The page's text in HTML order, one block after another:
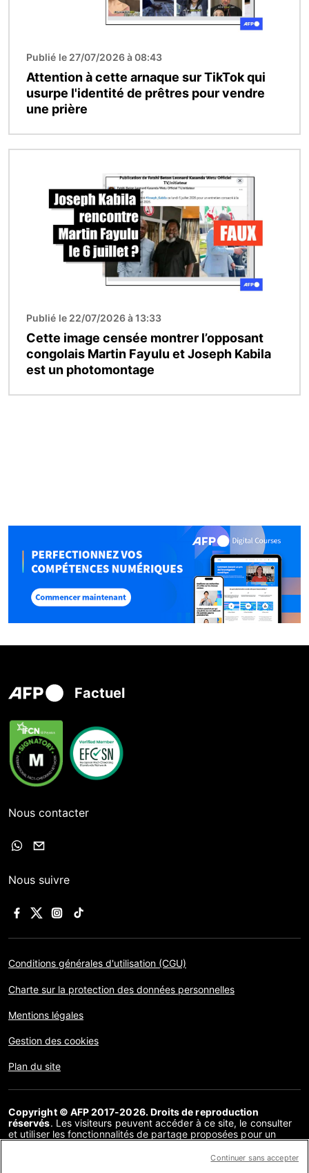
Publié le 27/07/2026 à 08:43
Attention à cette arnaque sur TikTok qui
usurpe l'identité de prêtres pour vendre
une prière
Publié le 22/07/2026 à 13:33
Cette image censée montrer l’opposant
congolais Martin Fayulu et Joseph Kabila
est un photomontage
Factuel
Nous contacter
Nous suivre
Conditions générales d'utilisation (CGU)
Charte sur la protection des données personnelles
Mentions légales
Gestion des cookies
Plan du site
Copyright © AFP 2017-2026. Droits de reproduction
réservés. Les visiteurs peuvent accéder à ce site, le consulter
et utiliser les fonctionnalités de partage proposées pour un
communication au public, distribution de tout ou partie du
Continuer sans accepter